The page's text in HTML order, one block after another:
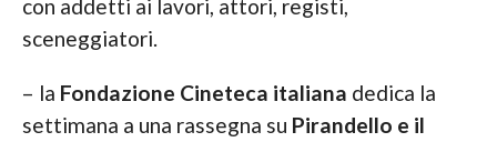
con addetti ai lavori, attori, registi,
sceneggiatori.
– la Fondazione Cineteca italiana dedica la
settimana a una rassegna su Pirandello e il